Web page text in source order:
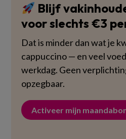
Blijf
voor slechts €3
Dat is minder dan wat je
cappuccino — en veel
werkdag. Geen
opzegbaar.
Activeer mijn